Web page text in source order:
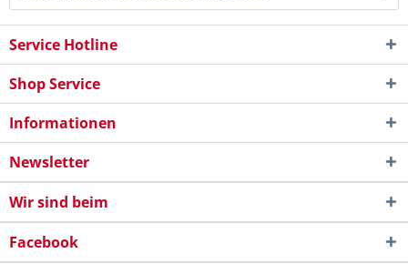
Service Hotline
Shop Service
Informationen
Newsletter
Wir sind beim
Facebook